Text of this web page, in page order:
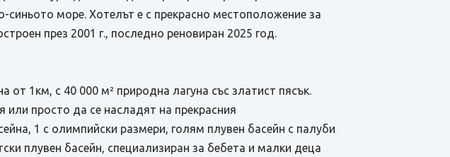
синьото море. Хотелът е с прекрасно местоположение за
през 2001 г., последно реновиран 2025 год.
от 1км, с 40 000 м² природна лагуна със златист пясък.
просто да се насладят на прекрасния
1 с олимпийски размери, голям плувен басейн с палуби
плувен басейн, специализиран за бебета и малки деца